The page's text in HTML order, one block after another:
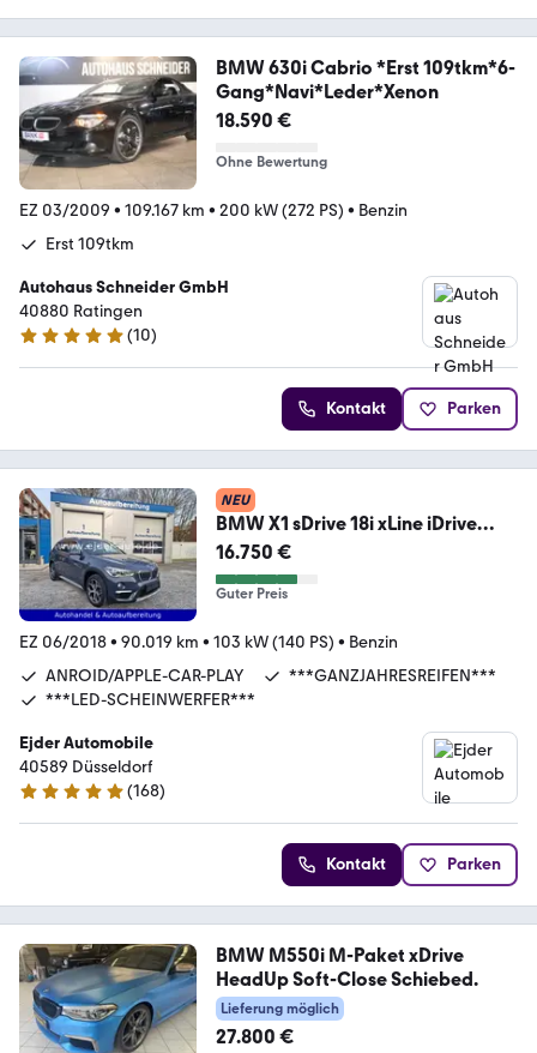
BMW 630i Cabrio *Erst 109tkm*6-
Gang*Navi*Leder*Xenon
18.590 €
Ohne Bewertung
EZ 03/2009 • 109.167 km • 200 kW (272 PS) • Benzin
Erst 109tkm
Autohaus Schneider GmbH
40880 Ratingen
5 Sterne
(10)
Kontakt Parken
NEU
BMW X1 sDrive 18i xLine iDrive
*AUTOMATIK*NAVI*2PDC*
16.750 €
Guter Preis
EZ 06/2018• 90.019 km • 103 kW (140 PS) • Benzin
ANROID/APPLE-CAR-PLAY
***GANZJAHRESREIFEN***
***LED-SCHEINWERFER***
Ejder Automobile
40589 Düsseldorf
4.9 Sterne
(168)
Kontakt Parken
BMW M550i M-Paket xDrive
HeadUp Soft-Close Schiebed.
Lieferung möglich
27.800 €